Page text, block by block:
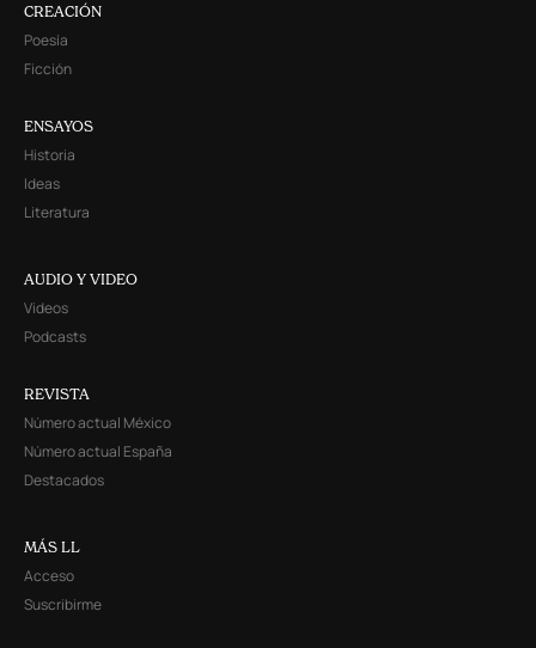
CREACIÓN
Poesía
Ficción
ENSAYOS
Historia
Ideas
Literatura
AUDIO Y VIDEO
Videos
Podcasts
REVISTA
Número actual México
Número actual España
Destacados
MÁS LL
Acceso
Suscribirme